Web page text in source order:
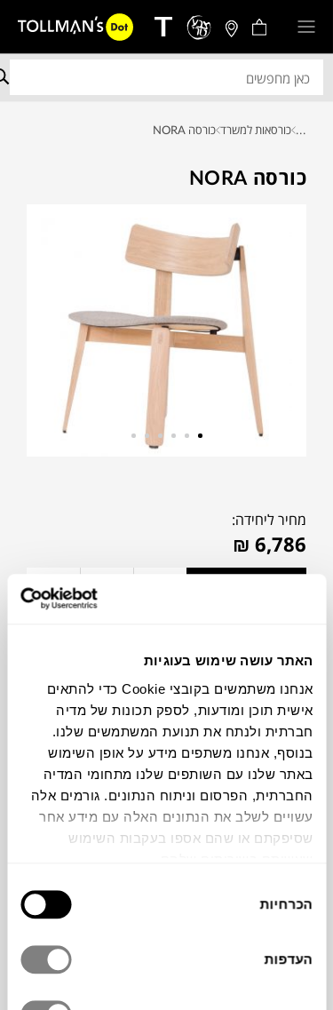
האתר עושה שימוש בעוגיות
אנחנו משתמשים בקובצי Cookie כדי להתאים
אישית תוכן ומודעות, לספק תכונות של מדיה
חברתית ולנתח את תנועת המשתמשים שלנו.
בנוסף, אנחנו משתפים מידע על אופן השימוש
באתר שלנו עם השותפים שלנו מתחומי המדיה
החברתית, הפרסום וניתוח הנתונים. גורמים אלה
עשויים לשלב את הנתונים האלה עם מידע אחר
שסיפקתם או שהם אספו בעקבות השימוש
הסכמה
הכרחיות
העדפות
... כורסאות למשרד כורסה NORA
כורסה NORA
מחיר ליחידה:
₪ 6,786
להדמיית AI Design
צבעים
הכורסה NORA למותג העיצוב הבוסני ועטור
מודרני, מינימליסטי, צורניות קלילה, וקווים
נקיים. תשדרג ותקפיץ לכם כל פינה בבית או